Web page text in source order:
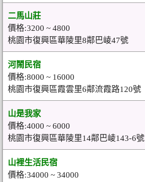
二馬山莊
價格:3200 ~ 4800
桃園市復興區華陵里8鄰巴崚47號
河鬧民宿
價格:8000 ~ 16000
桃園市復興區霞雲里6鄰流霞路120號
山是我家
價格:4000 ~ 6000
桃園市復興區華陵里14鄰巴崚143-6號
山裡生活民宿
價格:34000 ~ 34000